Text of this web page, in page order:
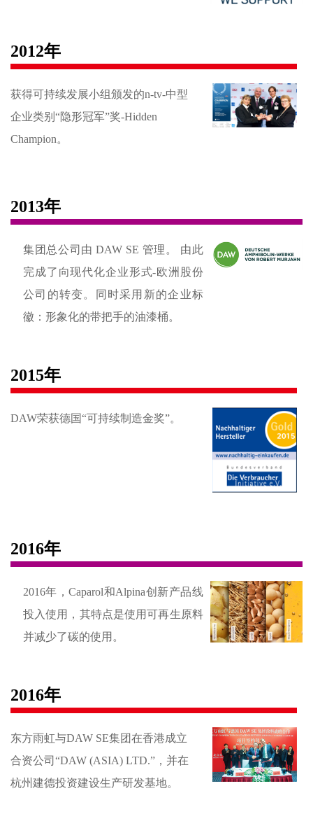
2012年
获得可持续发展小组颁发的n-tv-中型
企业类别“隐形冠军”奖-Hidden
Champion。
2013年
集团总公司由 DAW SE 管理。 由此
完成了向现代化企业形式-欧洲股份
公司的转变。同时采用新的企业标
徽：形象化的带把手的油漆桶。
2015年
DAW荣获德国“可持续制造金奖”。
2016年
2016年，Caparol和Alpina创新产品线
投入使用，其特点是使用可再生原料
并减少了碳的使用。
2016年
东方雨虹与DAW SE集团在香港成立
合资公司“DAW (ASIA) LTD.”，并在
杭州建德投资建设生产研发基地。